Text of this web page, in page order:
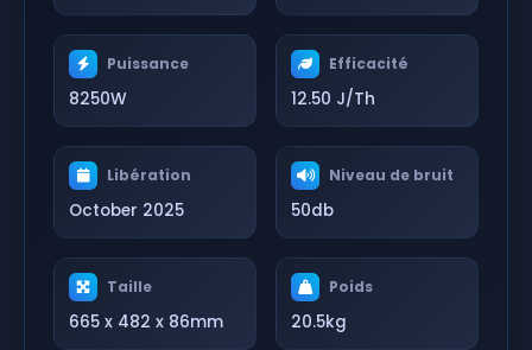
Puissance
8250W
Efficacité
12.50 J/Th
Libération
October 2025
Niveau de bruit
50db
Taille
665 x 482 x 86mm
Poids
20.5kg